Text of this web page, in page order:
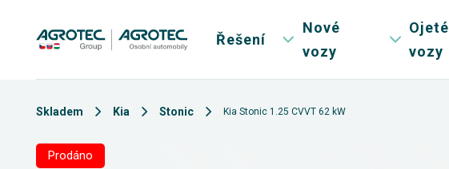
Řešení
Nové
vozy
Ojeté
vozy
Skladem Kia Stonic Kia Stonic 1.25 CVVT 62 kW
Prodáno